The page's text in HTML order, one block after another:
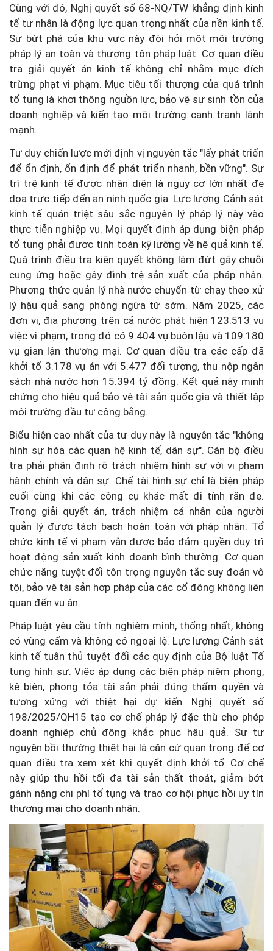
Cùng với đó, Nghị quyết số 68-NQ/TW khẳng định kinh
tế tư nhân là động lực quan trọng nhất của nền kinh tế.
Sự bứt phá của khu vực này đòi hỏi một môi trường
pháp lý an toàn và thượng tôn pháp luật. Cơ quan điều
tra giải quyết án kinh tế không chỉ nhằm mục đích
trừng phạt vi phạm. Mục tiêu tối thượng của quá trình
tố tụng là khơi thông nguồn lực, bảo vệ sự sinh tồn của
doanh nghiệp và kiến tạo môi trường cạnh tranh lành
mạnh.
Tư duy chiến lược mới định vị nguyên tắc "lấy phát triển
để ổn định, ổn định để phát triển nhanh, bền vững". Sự
trì trệ kinh tế được nhận diện là nguy cơ lớn nhất đe
dọa trực tiếp đến an ninh quốc gia. Lực lượng Cảnh sát
kinh tế quán triệt sâu sắc nguyên lý pháp lý này vào
thực tiễn nghiệp vụ. Mọi quyết định áp dụng biện pháp
tố tụng phải được tính toán kỹ lưỡng về hệ quả kinh tế.
Quá trình điều tra kiên quyết không làm đứt gãy chuỗi
cung ứng hoặc gây đình trệ sản xuất của pháp nhân.
Phương thức quản lý nhà nước chuyển từ chạy theo xử
lý hậu quả sang phòng ngừa từ sớm. Năm 2025, các
đơn vị, địa phương trên cả nước phát hiện 123.513 vụ
việc vi phạm, trong đó có 9.404 vụ buôn lậu và 109.180
vụ gian lận thương mại. Cơ quan điều tra các cấp đã
khởi tố 3.178 vụ án với 5.477 đối tượng, thu nộp ngân
sách nhà nước hơn 15.394 tỷ đồng. Kết quả này minh
chứng cho hiệu quả bảo vệ tài sản quốc gia và thiết lập
môi trường đầu tư công bằng.
Biểu hiện cao nhất của tư duy này là nguyên tắc "không
hình sự hóa các quan hệ kinh tế, dân sự". Cán bộ điều
tra phải phân định rõ trách nhiệm hình sự với vi phạm
hành chính và dân sự. Chế tài hình sự chỉ là biện pháp
cuối cùng khi các công cụ khác mất đi tính răn đe.
Trong giải quyết án, trách nhiệm cá nhân của người
quản lý được tách bạch hoàn toàn với pháp nhân. Tổ
chức kinh tế vi phạm vẫn được bảo đảm quyền duy trì
hoạt động sản xuất kinh doanh bình thường. Cơ quan
chức năng tuyệt đối tôn trọng nguyên tắc suy đoán vô
tội, bảo vệ tài sản hợp pháp của các cổ đông không liên
quan đến vụ án.
Pháp luật yêu cầu tính nghiêm minh, thống nhất, không
có vùng cấm và không có ngoại lệ. Lực lượng Cảnh sát
kinh tế tuân thủ tuyệt đối các quy định của Bộ luật Tố
tụng hình sự. Việc áp dụng các biện pháp niêm phong,
kê biên, phong tỏa tài sản phải đúng thẩm quyền và
tương xứng với thiệt hại dự kiến. Nghị quyết số
198/2025/QH15 tạo cơ chế pháp lý đặc thù cho phép
doanh nghiệp chủ động khắc phục hậu quả. Sự tự
nguyện bồi thường thiệt hại là căn cứ quan trọng để cơ
quan điều tra xem xét khi quyết định khởi tố. Cơ chế
này giúp thu hồi tối đa tài sản thất thoát, giảm bớt
gánh nặng chi phí tố tụng và trao cơ hội phục hồi uy tín
thương mại cho doanh nhân.